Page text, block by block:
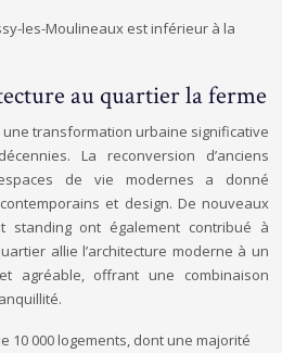
les-Moulineaux est inférieur à la
au quartier la ferme
une transformation urbaine significative
La reconversion d’anciens
de vie modernes a donné
et design. De nouveaux
standing ont également contribué à
allie l’architecture moderne à un
agréable, offrant une combinaison
10 000 logements, dont une majorité